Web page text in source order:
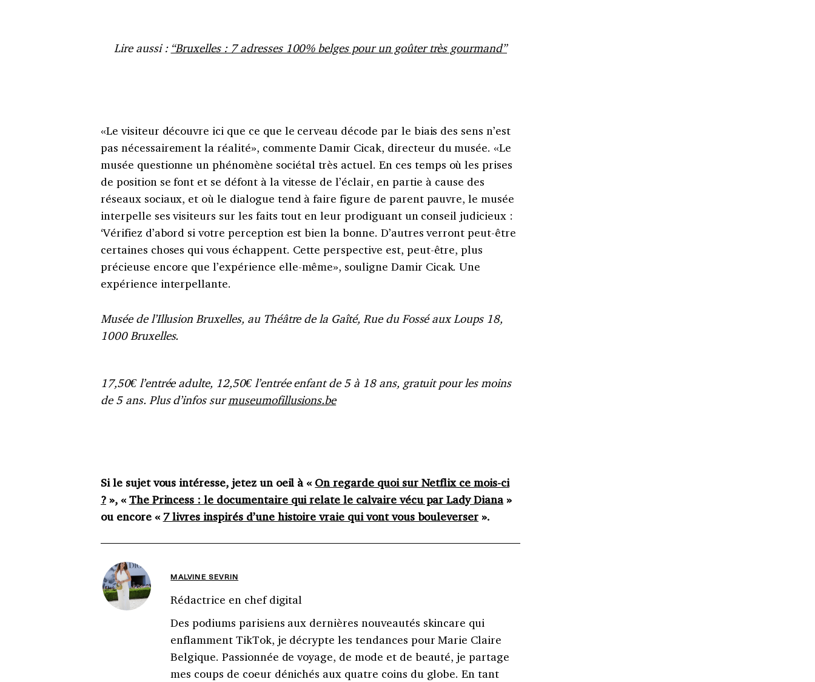
Lire aussi : “Bruxelles : 7 adresses 100% belges pour un goûter très gourmand”
«Le visiteur découvre ici que ce que le cerveau décode par le biais des sens n’est
pas nécessairement la réalité», commente Damir Cicak, directeur du musée. «Le
musée questionne un phénomène sociétal très actuel. En ces temps où les prises
de position se font et se défont à la vitesse de l’éclair, en partie à cause des
réseaux sociaux, et où le dialogue tend à faire figure de parent pauvre, le musée
interpelle ses visiteurs sur les faits tout en leur prodiguant un conseil judicieux :
‘Vérifiez d’abord si votre perception est bien la bonne. D’autres verront peut-être
certaines choses qui vous échappent. Cette perspective est, peut-être, plus
précieuse encore que l’expérience elle-même», souligne Damir Cicak. Une
expérience interpellante.
Musée de l’Illusion Bruxelles, au Théâtre de la Gaîté, Rue du Fossé aux Loups 18,
1000 Bruxelles.
17,50€ l’entrée adulte, 12,50€ l’entrée enfant de 5 à 18 ans, gratuit pour les moins
de 5 ans. Plus d’infos surmuseumofillusions.be
Si le sujet vous intéresse, jetez un oeil à « On regarde quoi sur Netflix ce mois-ci
?», « The Princess : le documentaire qui relate le calvaire vécu par Lady Diana»
ou encore « 7 livres inspirés d’une histoire vraie qui vont vous bouleverser ».
MALVINE SEVRIN
Rédactrice en chef digital
Des podiums parisiens aux dernières nouveautés skincare qui
enflamment TikTok, je décrypte les tendances pour Marie Claire
Belgique. Passionnée de voyage, de mode et de beauté, je partage
mes coups de coeur dénichés aux quatre coins du globe. En tant